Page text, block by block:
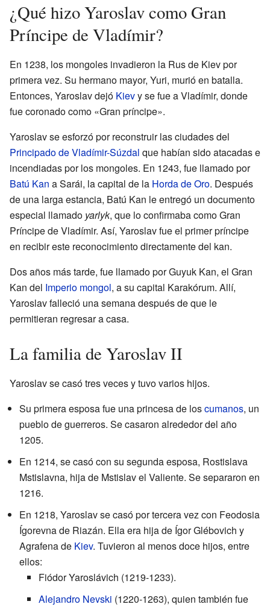
¿Qué hizo Yaroslav como Gran
Príncipe de Vladímir?
En 1238, los mongoles invadieron la Rus de Kiev por
primera vez. Su hermano mayor, Yuri, murió en batalla.
Entonces, Yaroslav dejó Kievy se fue a Vladímir, donde
fue coronado como «Gran príncipe».
Yaroslav se esforzó por reconstruir las ciudades del
Principado de Vladímir-Súzdal que habían sido atacadas e
incendiadas por los mongoles. En 1243, fue llamado por
Batú Kan a Sarái, la capital de la Horda de Oro. Después
de una larga estancia, Batú Kan le entregó un documento
especial llamado yarlyk, que lo confirmaba como Gran
Príncipe de Vladímir. Así, Yaroslav fue el primer príncipe
en recibir este reconocimiento directamente del kan.
Dos años más tarde, fue llamado por Guyuk Kan, el Gran
Kan del Imperio mongol, a su capital Karakórum. Allí,
Yaroslav falleció una semana después de que le
permitieran regresar a casa.
La familia de Yaroslav II
Yaroslav se casó tres veces y tuvo varios hijos.
Su primera esposa fue una princesa de loscumanos, un
pueblo de guerreros. Se casaron alrededor del año
1205.
En 1214, se casó con su segunda esposa, Rostislava
Mstislavna, hija de Mstislav el Valiente. Se separaron en
1216.
En 1218, Yaroslav se casó por tercera vez con Feodosia
Ígorevna de Riazán. Ella era hija de Ígor Glébovich y
Agrafena de Kiev. Tuvieron al menos doce hijos, entre
ellos:
Fiódor Yaroslávich (1219-1233).
Alejandro Nevski (1220-1263), quien también fue